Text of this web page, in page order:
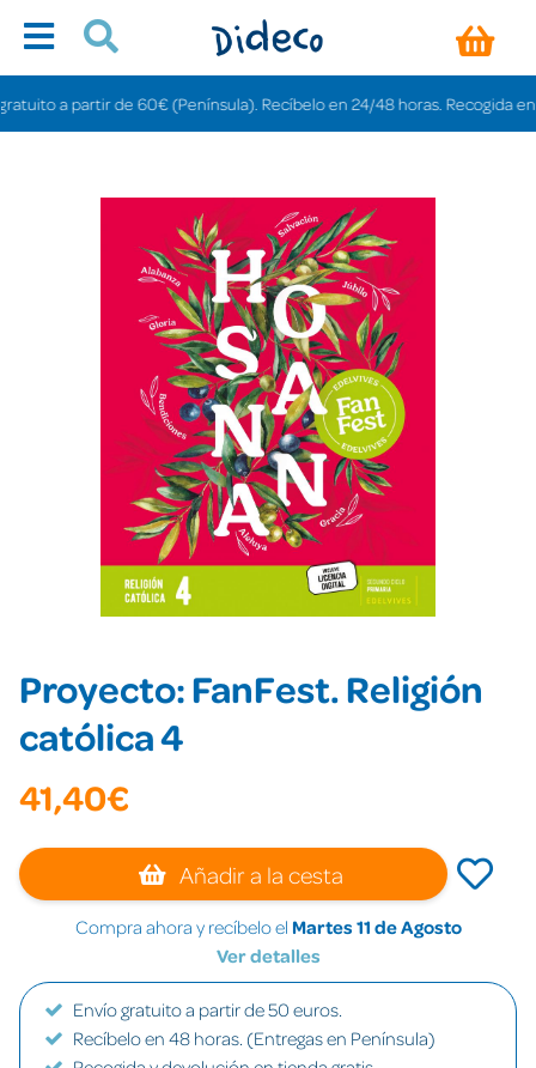
a partir de 60€ (Península). Recíbelo en 24/48 horas. Recogida en
Proyecto: FanFest. Religión
católica 4
41,40€
Añadir a la cesta
Compra ahora y recíbelo el Martes 11 de Agosto
Ver detalles
Envío gratuito a partir de 50 euros.
Recíbelo en 48 horas. (Entregas en Península)